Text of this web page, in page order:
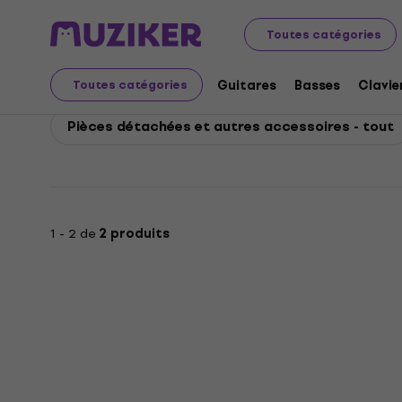
Toutes catégories
Toutes catégories Guitares Basses
Yamaha Vents Accessoires pour instruments à vent
Yamaha Pièces
Pièces détachées et autres accessoires - tout
1 - 2 de 2 produits